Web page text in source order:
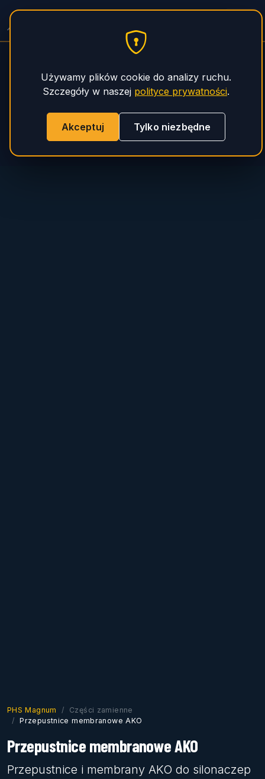
PHS Magnum
Części zamienne
Przepustnice membranowe AKO
Przepustnice membranowe AKO
Przepustnice i membrany AKO do silonaczep
Używamy plików cookie do analizy ruchu.
Szczegóły w naszej polityce prywatności.
Akceptuj Tylko niezbędne